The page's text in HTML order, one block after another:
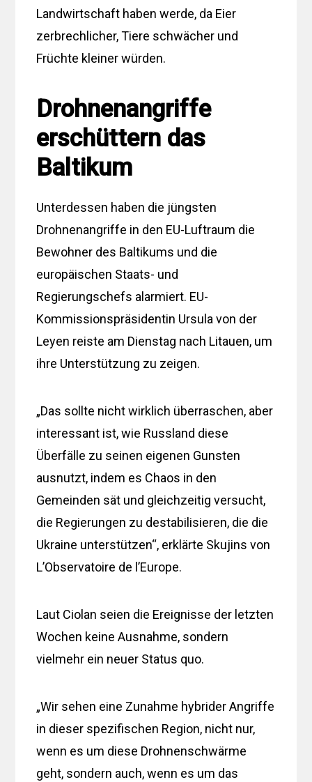
Landwirtschaft haben werde, da Eier
zerbrechlicher, Tiere schwächer und
Früchte kleiner würden.
Drohnenangriffe
erschüttern das
Baltikum
Unterdessen haben die jüngsten
Drohnenangriffe in den EU-Luftraum die
Bewohner des Baltikums und die
europäischen Staats- und
Regierungschefs alarmiert. EU-
Kommissionspräsidentin Ursula von der
Leyen reiste am Dienstag nach Litauen, um
ihre Unterstützung zu zeigen.
„Das sollte nicht wirklich überraschen, aber
interessant ist, wie Russland diese
Überfälle zu seinen eigenen Gunsten
ausnutzt, indem es Chaos in den
Gemeinden sät und gleichzeitig versucht,
die Regierungen zu destabilisieren, die die
Ukraine unterstützen“, erklärte Skujins von
L’Observatoire de l’Europe.
Laut Ciolan seien die Ereignisse der letzten
Wochen keine Ausnahme, sondern
vielmehr ein neuer Status quo.
„Wir sehen eine Zunahme hybrider Angriffe
in dieser spezifischen Region, nicht nur,
wenn es um diese Drohnenschwärme
geht, sondern auch, wenn es um das